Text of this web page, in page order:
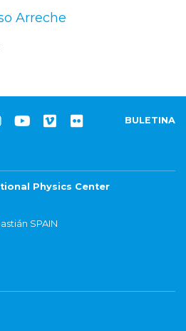
Arreche
BULETINA
Physics Center
SPAIN